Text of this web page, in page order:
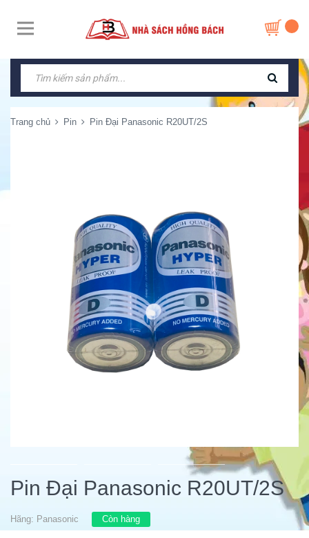
Trang chủ Pin Pin Đại Panasonic R20UT/2S
Pin Đại Panasonic R20UT/2S
Hãng: Panasonic Còn hàng